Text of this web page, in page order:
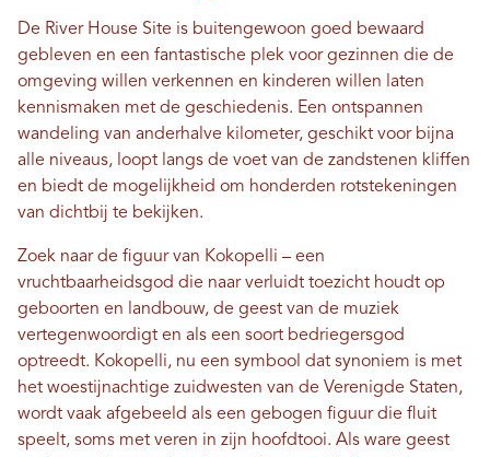
De River House Site is buitengewoon goed bewaard
gebleven en een fantastische plek voor gezinnen die de
omgeving willen verkennen en kinderen willen laten
kennismaken met de geschiedenis. Een ontspannen
wandeling van anderhalve kilometer, geschikt voor bijna
alle niveaus, loopt langs de voet van de zandstenen kliffen
en biedt de mogelijkheid om honderden rotstekeningen
van dichtbij te bekijken.
Zoek naar de figuur van Kokopelli – een
vruchtbaarheidsgod die naar verluidt toezicht houdt op
geboorten en landbouw, de geest van de muziek
vertegenwoordigt en als een soort bedriegersgod
optreedt. Kokopelli, nu een symbool dat synoniem is met
het woestijnachtige zuidwesten van de Verenigde Staten,
wordt vaak afgebeeld als een gebogen figuur die fluit
speelt, soms met veren in zijn hoofdtooi. Als ware geest